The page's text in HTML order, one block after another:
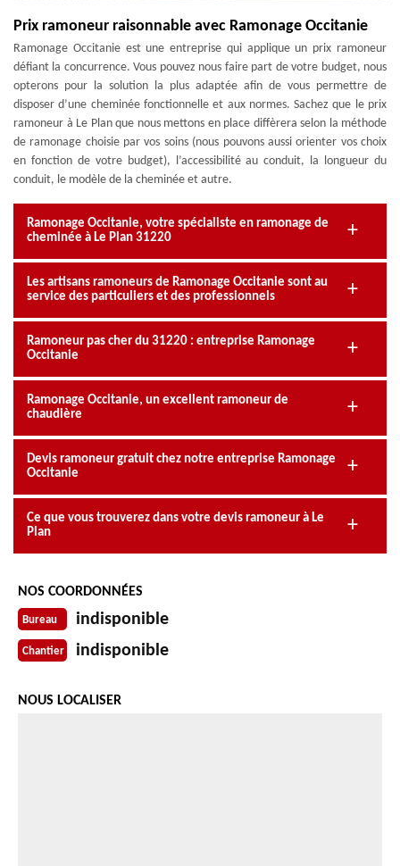
Prix ramoneur raisonnable avec Ramonage Occitanie
Ramonage Occitanie est une entreprise qui applique un prix ramoneur
défiant la concurrence. Vous pouvez nous faire part de votre budget, nous
opterons pour la solution la plus adaptée afin de vous permettre de
disposer d’une cheminée fonctionnelle et aux normes. Sachez que le prix
ramoneur à Le Plan que nous mettons en place diffèrera selon la méthode
de ramonage choisie par vos soins (nous pouvons aussi orienter vos choix
en fonction de votre budget), l’accessibilité au conduit, la longueur du
conduit, le modèle de la cheminée et autre.
Ramonage Occitanie, votre spécialiste en ramonage de
cheminée à Le Plan 31220
Les artisans ramoneurs de Ramonage Occitanie sont au
service des particuliers et des professionnels
Ramoneur pas cher du 31220 : entreprise Ramonage
Occitanie
Ramonage Occitanie, un excellent ramoneur de
chaudière
Devis ramoneur gratuit chez notre entreprise Ramonage
Occitanie
Ce que vous trouverez dans votre devis ramoneur à Le
Plan
NOS COORDONNÉES
Bureau indisponible
Chantier indisponible
NOUS LOCALISER